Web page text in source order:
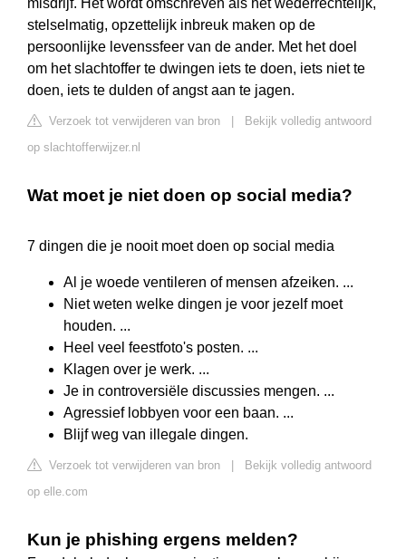
misdrijf. Het wordt omschreven als het wederrechtelijk,
stelselmatig, opzettelijk inbreuk maken op de
persoonlijke levenssfeer van de ander. Met het doel
om het slachtoffer te dwingen iets te doen, iets niet te
doen, iets te dulden of angst aan te jagen.
Verzoek tot verwijderen van bron
Bekijk volledig antwoord
op slachtofferwijzer.nl
Wat moet je niet doen op social media?
7 dingen die je nooit moet doen op social media
Al je woede ventileren of mensen afzeiken. ...
Niet weten welke dingen je voor jezelf moet
houden. ...
Heel veel feestfoto's posten. ...
Klagen over je werk. ...
Je in controversiële discussies mengen. ...
Agressief lobbyen voor een baan. ...
Blijf weg van illegale dingen.
Verzoek tot verwijderen van bron
Bekijk volledig antwoord
op elle.com
Kun je phishing ergens melden?